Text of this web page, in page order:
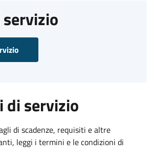
di servizio
di scadenze, requisiti e altre
leggi i termini e le condizioni di